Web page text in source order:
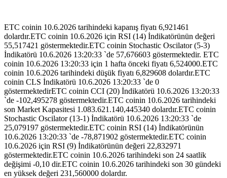
ETC coinin 10.6.2026 tarihindeki kapanış fiyatı 6,921461
dolardır.ETC coinin 10.6.2026 için RSI (14) İndikatörünün değeri
55,517421 göstermektedir.ETC coinin Stochastic Oscilator (5-3)
İndikatörü 10.6.2026 13:20:33 `de 57,676603 göstermektedir. ETC
coinin 10.6.2026 13:20:33 için 1 hafta önceki fiyatı 6,524000.ETC
coinin 10.6.2026 tarihindeki düşük fiyatı 6,829608 dolardır.ETC
coinin CLS İndikatörü 10.6.2026 13:20:33 `de 0
göstermektedirETC coinin CCI (20) İndikatörü 10.6.2026 13:20:33
`de -102,495278 göstermektedir.ETC coinin 10.6.2026 tarihindeki
son Market Kapasitesi 1.083.621.140,445340 dolardır.ETC coinin
Stochastic Oscilator (13-1) İndikatörü 10.6.2026 13:20:33 `de
25,079197 göstermektedir.ETC coinin RSI (14) İndikatörünün
10.6.2026 13:20:33 `de -78,871902 göstermektedir.ETC coinin
10.6.2026 için RSI (9) İndikatörünün değeri 22,832971
göstermektedir.ETC coinin 10.6.2026 tarihindeki son 24 saatlik
değişimi -0,10 dir.ETC coinin 10.6.2026 tarihindeki son 30 gündeki
en yüksek değeri 231,560000 dolardır.